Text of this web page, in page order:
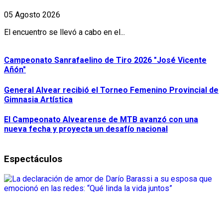
05 Agosto 2026
El encuentro se llevó a cabo en el...
Campeonato Sanrafaelino de Tiro 2026 "José Vicente
Añón"
General Alvear recibió el Torneo Femenino Provincial de
Gimnasia Artística
El Campeonato Alvearense de MTB avanzó con una
nueva fecha y proyecta un desafío nacional
Espectáculos